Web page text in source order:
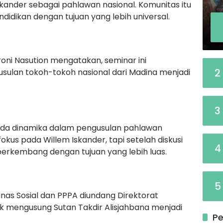
sebagai pahlawan nasional. Komunitas itu
dengan tujuan yang lebih universal.
Nasution mengatakan, seminar ini
tokoh-tokoh nasional dari Madina menjadi
dinamika dalam pengusulan pahlawan
pada Willem Iskander, tapi setelah diskusi
dengan tujuan yang lebih luas.
Sosial dan PPPA diundang Direktorat
Sutan Takdir Alisjahbana menjadi
2
3
4
5